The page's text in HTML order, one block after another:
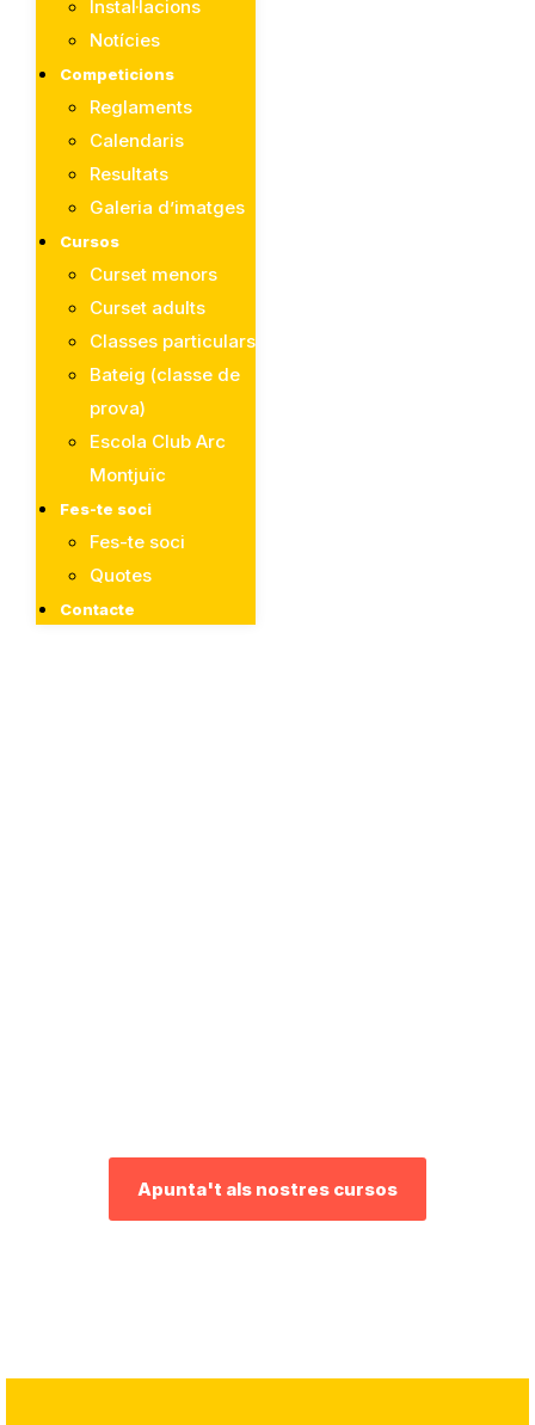
Instal·lacions
Notícies
Competicions
Reglaments
Calendaris
Resultats
Galeria d’imatges
Cursos
Curset menors
Curset adults
Classes particulars
Bateig (classe de
prova)
Escola Club Arc
Montjuïc
Fes-te soci
Fes-te soci
Quotes
Contacte
Apunta't als nostres cursos